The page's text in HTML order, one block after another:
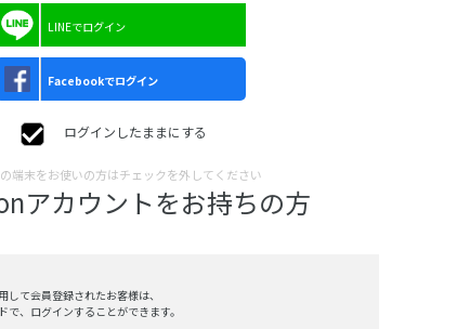
LINEでログイン
Facebookでログイン
ログインしたままにする
端末をお使いの方はチェックを外してください
アカウントをお持ちの方
て会員登録されたお客様は、
、ログインすることができます。